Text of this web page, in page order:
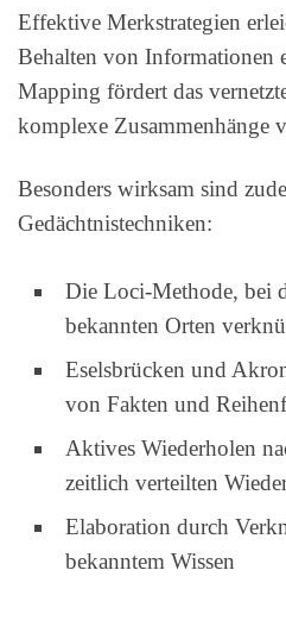
Effektive Merkstrategien
Behalten von Informationen
Mapping fördert das
komplexe Zusammenhänge
Besonders wirksam sind
Gedächtnistechniken:
Die Loci-Methode, bei
bekannten Orten
Eselsbrücken und
von Fakten und
Aktives Wiederholen
zeitlich verteilten
Elaboration durch
bekanntem Wissen